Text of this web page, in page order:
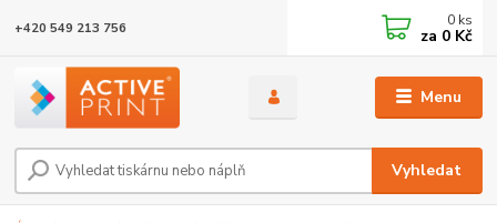
Menu
Vyhledat
+420 549 213 756 0 ks
za 0 Kč